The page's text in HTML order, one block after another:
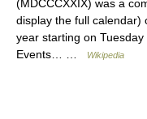
(MDCCCXXIX) was a
display the full calendar)
year starting on
Events… …
Wikipedia